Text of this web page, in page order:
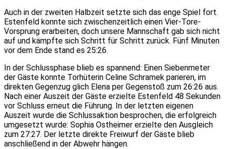
Auch in der zweiten Halbzeit setzte sich das enge Spiel fort.
Estenfeld konnte sich zwischenzeitlich einen Vier-Tore-
Vorsprung erarbeiten, doch unsere Mannschaft gab sich nicht
auf und kämpfte sich Schritt für Schritt zurück. Fünf Minuten
vor dem Ende stand es 25:26.
In der Schlussphase blieb es spannend: Einen Siebenmeter
der Gäste konnte Torhüterin Celine Schramek parieren, im
direkten Gegenzug glich Elena per Gegenstoß zum 26:26 aus.
Nach einer Auszeit der Gäste erzielte Estenfeld 48 Sekunden
vor Schluss erneut die Führung. In der letzten eigenen
Auszeit wurde die Schlussaktion besprochen, die erfolgreich
umgesetzt wurde: Sophia Ostheimer erzielte den Ausgleich
zum 27:27. Der letzte direkte Freiwurf der Gäste blieb
anschließend in der Abwehr hängen.